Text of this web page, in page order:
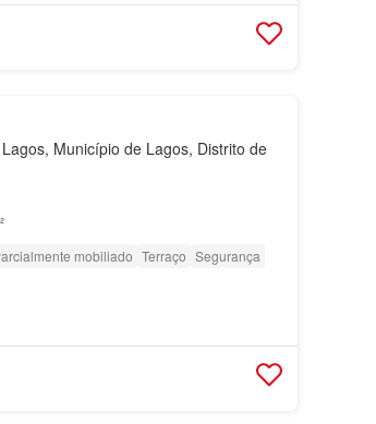
Município de Lagos, Distrito de
mobiliado Terraço Segurança